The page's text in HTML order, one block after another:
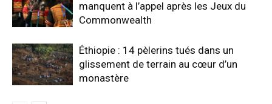
manquent à l’appel après les Jeux du
Commonwealth
Éthiopie : 14 pèlerins tués dans un
glissement de terrain au cœur d’un
monastère